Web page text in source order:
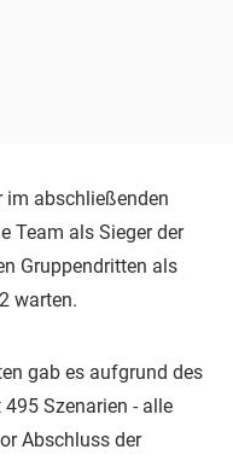
im abschließenden
Team als Sieger der
Gruppendritten als
warten.
gab es aufgrund des
Szenarien - alle
Abschluss der